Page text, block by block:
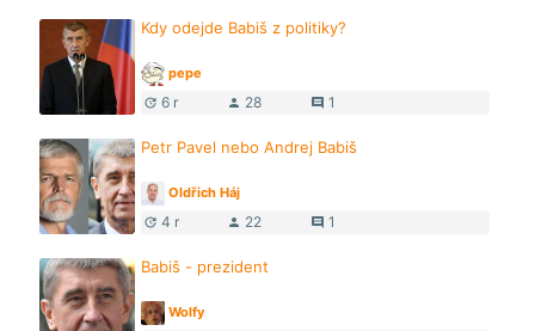
Kdy odejde Babiš z politiky?
pepe
update 6 r person 28 comment 1
Petr Pavel nebo Andrej Babiš
Oldřich Háj
update 4 r person 22 comment 1
Babiš - prezident
Wolfy